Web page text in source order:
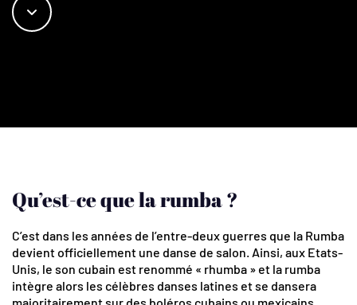
Qu’est-ce que la rumba ?
C’est dans les années de l’entre-deux guerres que la Rumba
devient officiellement une danse de salon. Ainsi, aux Etats-
Unis, le son cubain est renommé « rhumba » et la rumba
intègre alors les célèbres danses latines et se dansera